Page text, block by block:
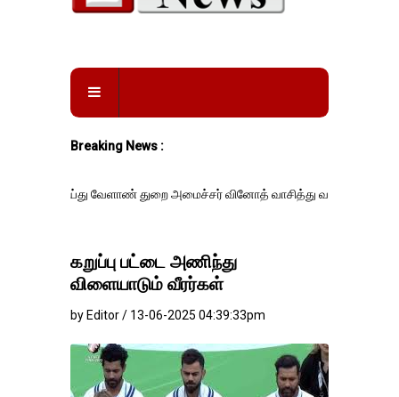
Breaking News :
வேளாண் துறை அமைச்சர் வினோத் வாசித்து வருகிறார். �.
கறுப்பு பட்டை அணிந்து
விளையாடும் வீரர்கள்
by Editor / 13-06-2025 04:39:33pm